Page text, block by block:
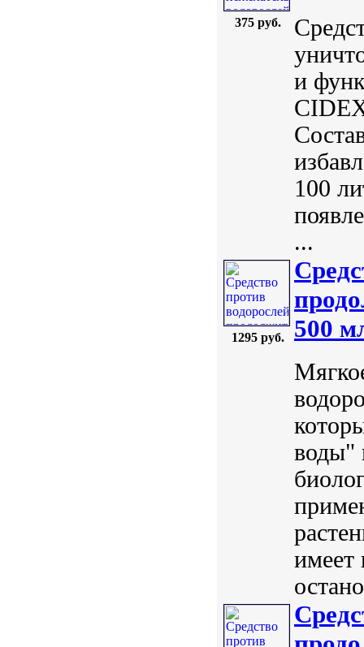
375 руб.
и
100
...
1295 руб.
500
воды"
имеет